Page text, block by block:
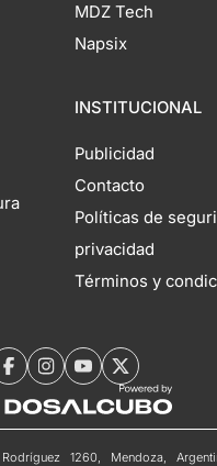
MDZ Tech
Napsix
INSTITUCIONAL
Publicidad
Contacto
Políticas de
privacidad
Términos y
1260, Mendoza,